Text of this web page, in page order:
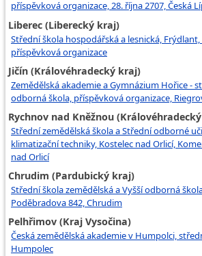
příspěvková organizace, 28. října 2707, Česká
Liberec (Liberecký kraj)
Střední škola hospodářská a lesnická, Frýdlant,
příspěvková organizace
Jičín (Královéhradecký kraj)
Zemědělská akademie a Gymnázium Hořice -
odborná škola, příspěvková organizace,
Rychnov nad Kněžnou
Střední zemědělská škola a Střední odborné
klimatizační techniky, Kostelec nad Orlicí,
nad Orlicí
Chrudim (Pardubický kraj)
Střední škola zemědělská a Vyšší odborná
Poděbradova 842, Chrudim
Pelhřimov (Kraj Vysočina)
Česká zemědělská akademie v Humpolci,
Humpolec